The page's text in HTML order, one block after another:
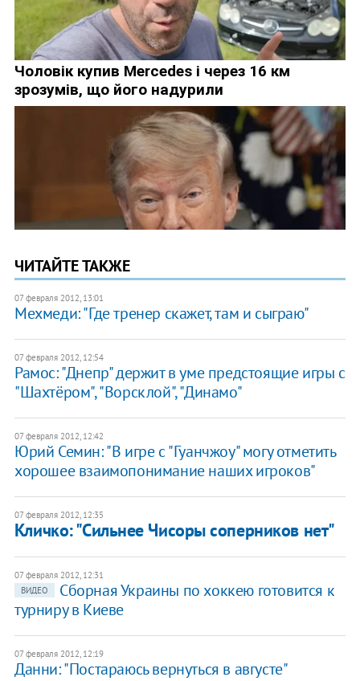
ЧИТАЙТЕ ТАКЖЕ
07 февраля 2012, 13:01
Мехмеди: "Где тренер скажет, там и сыграю"
07 февраля 2012, 12:54
Рамос: "Днепр" держит в уме предстоящие игры с
"Шахтёром", "Ворсклой", "Динамо"
07 февраля 2012, 12:42
Юрий Семин: "В игре с "Гуанчжоу" могу отметить
хорошее взаимопонимание наших игроков"
07 февраля 2012, 12:35
Кличко: "Сильнее Чисоры соперников нет"
07 февраля 2012, 12:31
ВИДЕО
Сборная Украины по хоккею готовится к
турниру в Киеве
07 февраля 2012, 12:19
Данни: "Постараюсь вернуться в августе"